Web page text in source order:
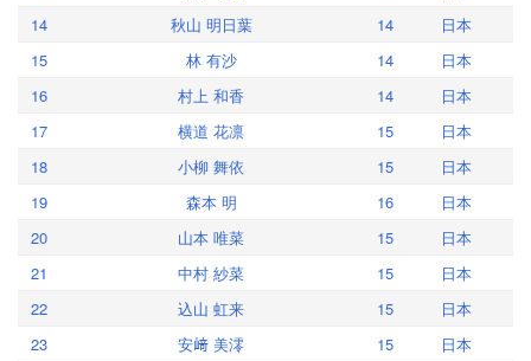
14
秋山 明日葉 14
日本
15
林 有沙 14
日本
16
村上 和香 14
日本
17
横道 花凛 15
日本
18
小柳 舞依 15
日本
19
森本 明 16
日本
20
山本 唯菜 15
日本
21
中村 紗菜 15
日本
22
込山 虹来 15
日本
23
安﨑 美澪 15
日本